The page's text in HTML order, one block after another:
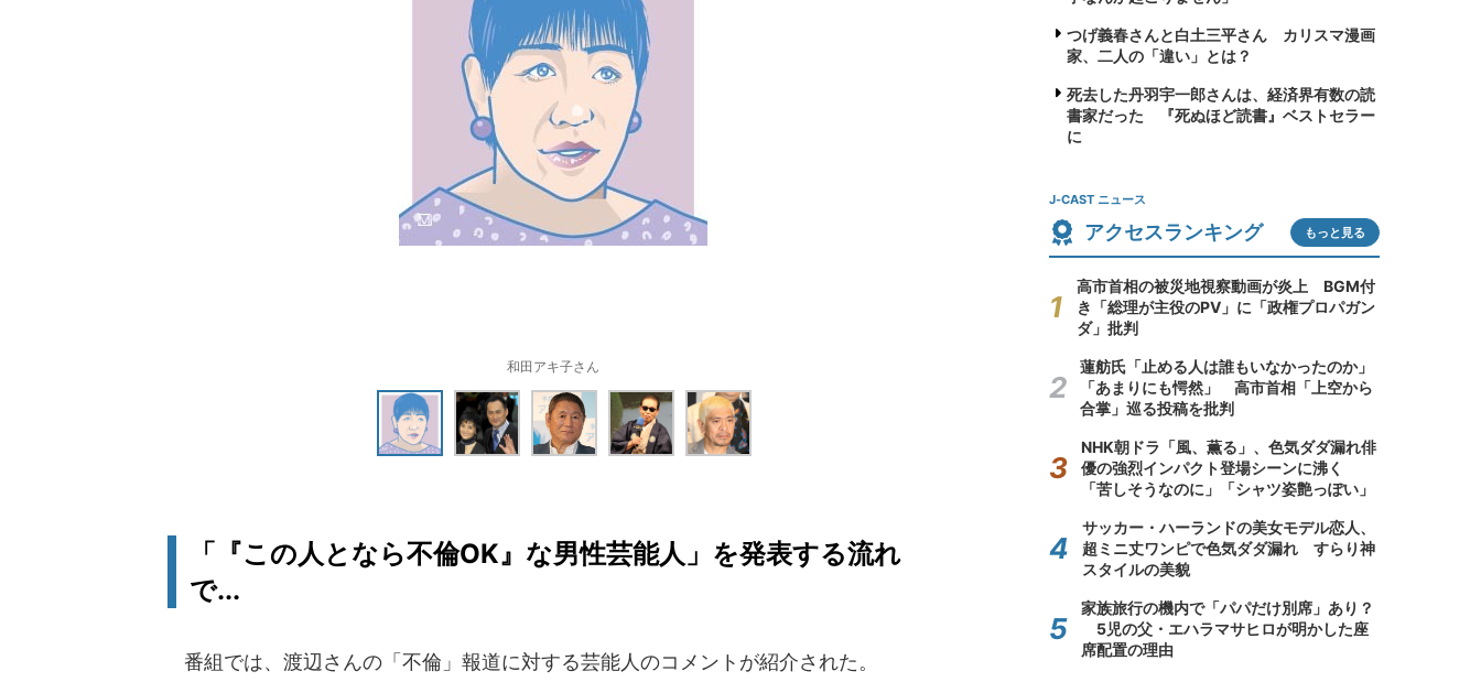
和田アキ子さん
「『この人となら不倫OK』な男性芸能人」を発表する流れ
で...
番組では、渡辺さんの「不倫」報道に対する芸能人のコメントが紹介された。
つげ義春さんと白土三平さん カリスマ漫画
家、二人の「違い」とは？
死去した丹羽宇一郎さんは、経済界有数の読
書家だった 『死ぬほど読書』ベストセラー
に
J-CAST ニュース
アクセスランキング もっと見る
高市首相の被災地視察動画が炎上 BGM付
き「総理が主役のPV」に「政権プロパガン
ダ」批判
蓮舫氏「止める人は誰もいなかったのか」
「あまりにも愕然」 高市首相「上空から
合掌」巡る投稿を批判
NHK朝ドラ「風、薫る」、色気ダダ漏れ俳
優の強烈インパクト登場シーンに沸く
「苦しそうなのに」「シャツ姿艶っぽい」
サッカー・ハーランドの美女モデル恋人、
超ミニ丈ワンピで色気ダダ漏れ すらり神
スタイルの美貌
家族旅行の機内で「パパだけ別席」あり？
5児の父・エハラマサヒロが明かした座
席配置の理由